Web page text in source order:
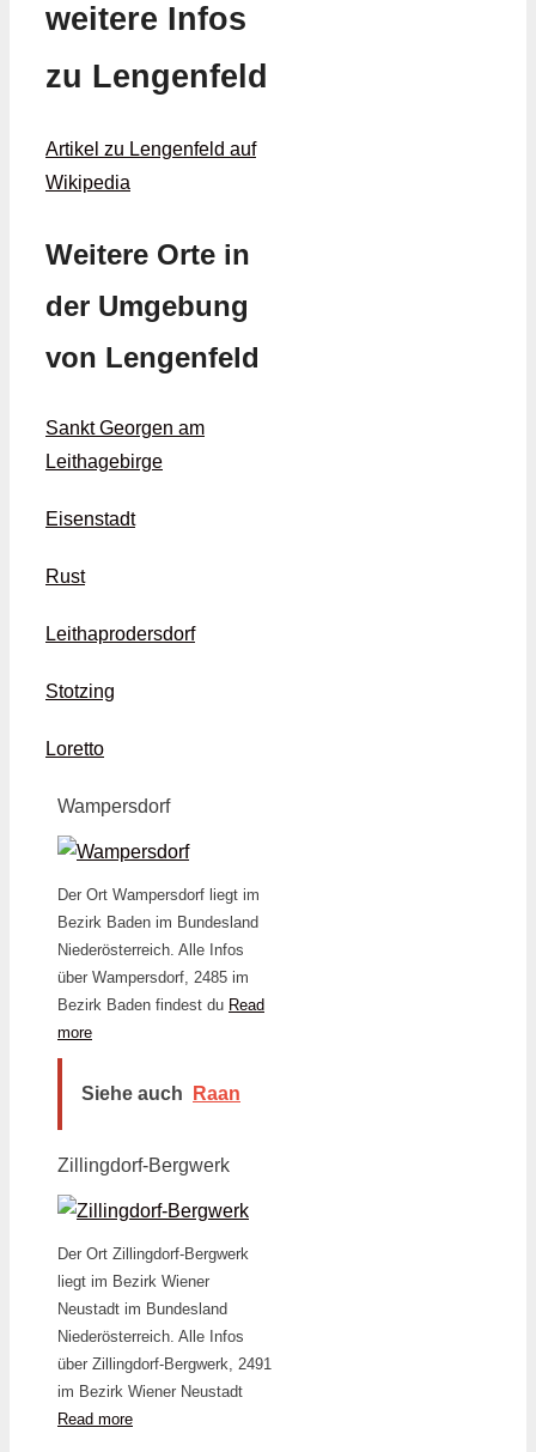
weitere Infos
zu Lengenfeld
Artikel zu Lengenfeld auf
Wikipedia
Weitere Orte in
der Umgebung
von Lengenfeld
Sankt Georgen am
Leithagebirge
Eisenstadt
Rust
Leithaprodersdorf
Stotzing
Loretto
Wampersdorf
Der Ort Wampersdorf liegt im
Bezirk Baden im Bundesland
Niederösterreich. Alle Infos
über Wampersdorf, 2485 im
Bezirk Baden findest du Read
more
Siehe auch Raan
Zillingdorf-Bergwerk
Der Ort Zillingdorf-Bergwerk
liegt im Bezirk Wiener
Neustadt im Bundesland
Niederösterreich. Alle Infos
über Zillingdorf-Bergwerk, 2491
im Bezirk Wiener Neustadt
Read more